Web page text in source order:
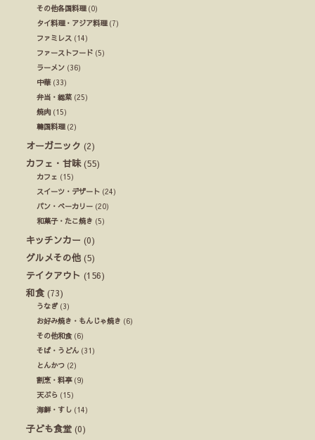
その他各国料理(0)
タイ料理・アジア料理(7)
ファミレス (14)
ファーストフード (5)
ラーメン (36)
中華(33)
弁当・総菜 (25)
焼肉 (15)
韓国料理(2)
オーガニック (2)
カフェ・甘味(55)
カフェ (15)
スイーツ・デザート (24)
パン・ベーカリー (20)
和菓子・たこ焼き (5)
キッチンカー (0)
グルメその他 (5)
テイクアウト (156)
和食 (73)
うなぎ(3)
お好み焼き・もんじゃ焼き (6)
その他和食(6)
そば・うどん (31)
とんかつ (2)
割烹・料亭(9)
天ぷら (15)
海鮮・すし (14)
子ども食堂 (0)